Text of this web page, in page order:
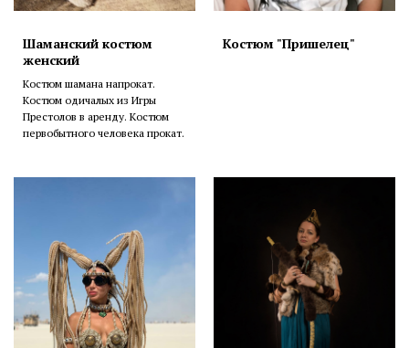
Шаманский костюм
женский
Костюм шамана напрокат.
Костюм одичалых из Игры
Престолов в аренду. Костюм
первобытного человека прокат.
Костюм "Пришелец"